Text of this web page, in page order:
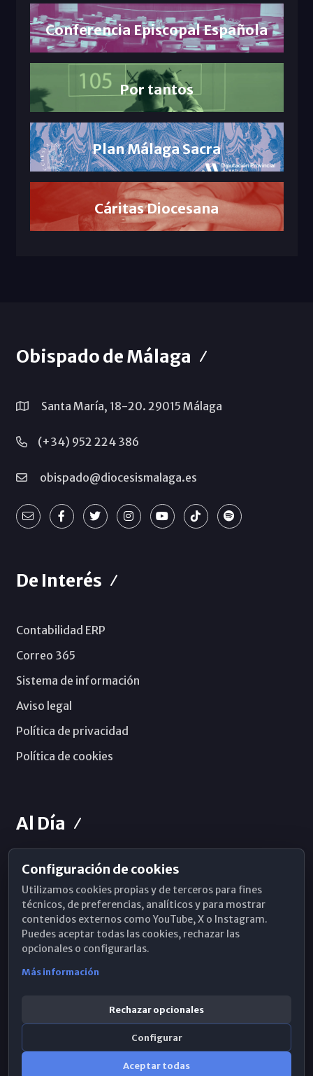
Conferencia Episcopal Española
Por tantos
Plan Málaga Sacra
Cáritas Diocesana
Obispado de Málaga
Santa María, 18-20. 29015 Málaga
(+34) 952 224 386
obispado@diocesismalaga.es
De Interés
Contabilidad ERP
Correo 365
Sistema de información
Aviso legal
Política de privacidad
Política de cookies
Al Día
Horarios de Misa
Hemeroteca
WhatsApp
Configuración de cookies
Utilizamos cookies propias y de terceros para fines
técnicos, de preferencias, analíticos y para mostrar
contenidos externos como YouTube, X o Instagram.
Puedes aceptar todas las cookies, rechazar las
opcionales o configurarlas.
Más información
Rechazar opcionales
Configurar
Aceptar todas